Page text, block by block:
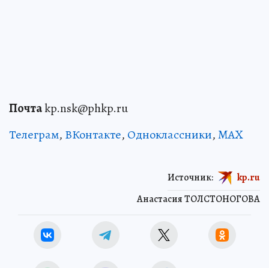
Почтаkp.nsk@phkp.ru
Телеграм, ВКонтакте, Одноклассники,MAX
Анастасия ТОЛСТОНОГОВА
Источник: kp.ru